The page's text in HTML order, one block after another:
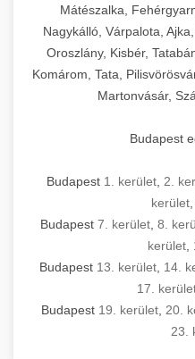
Mátészalka,
Nagykálló, Várpalota,
Oroszlány, Kisbér,
Komárom, Tata,
Martonvásár,
Budapest
Budapest 1. kerület 2.
kerület
Budapest 7. kerület, 8.
kerület
Budapest 13. kerület 14.
17.
Budapest 19. kerület 20.
23.